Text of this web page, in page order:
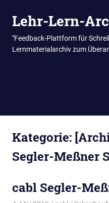
InhaltLehr-Lern-
"Feedback-Plattform für
Lernmaterialarchiv zum
Kategorie:
Segler-Meßner
cabl Segler-